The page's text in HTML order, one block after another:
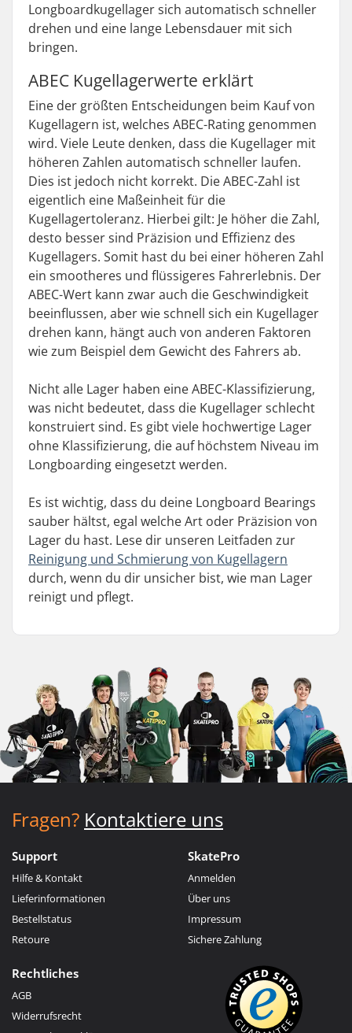
Longboardkugellager sich automatisch schneller
drehen und eine lange Lebensdauer mit sich
bringen.
ABEC Kugellagerwerte erklärt
Eine der größten Entscheidungen beim Kauf von
Kugellagern ist, welches ABEC-Rating genommen
wird. Viele Leute denken, dass die Kugellager mit
höheren Zahlen automatisch schneller laufen.
Dies ist jedoch nicht korrekt. Die ABEC-Zahl ist
eigentlich eine Maßeinheit für die
Kugellagertoleranz. Hierbei gilt: Je höher die Zahl,
desto besser sind Präzision und Effizienz des
Kugellagers. Somit hast du bei einer höheren Zahl
ein smootheres und flüssigeres Fahrerlebnis. Der
ABEC-Wert kann zwar auch die Geschwindigkeit
beeinflussen, aber wie schnell sich ein Kugellager
drehen kann, hängt auch von anderen Faktoren
wie zum Beispiel dem Gewicht des Fahrers ab.
Nicht alle Lager haben eine ABEC-Klassifizierung,
was nicht bedeutet, dass die Kugellager schlecht
konstruiert sind. Es gibt viele hochwertige Lager
ohne Klassifizierung, die auf höchstem Niveau im
Longboarding eingesetzt werden.
Es ist wichtig, dass du deine Longboard Bearings
sauber hältst, egal welche Art oder Präzision von
Lager du hast. Lese dir unseren Leitfaden zur
Reinigung und Schmierung von Kugellagern
durch, wenn du dir unsicher bist, wie man Lager
reinigt und pflegt.
Fragen? Kontaktiere uns
Support
Hilfe & Kontakt
Lieferinformationen
Bestellstatus
Retoure
SkatePro
Anmelden
Über uns
Impressum
Sichere Zahlung
Rechtliches
AGB
Widerrufsrecht